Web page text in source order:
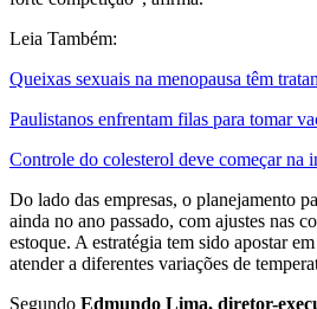
Leia Também:
Queixas sexuais na menopausa têm
Paulistanos enfrentam filas para tomar
Controle do colesterol deve começar na
Do lado das empresas, o planejamento
ainda no ano passado, com ajustes nas
estoque. A estratégia tem sido apostar
atender a diferentes variações de
Segundo Edmundo Lima, diretor-